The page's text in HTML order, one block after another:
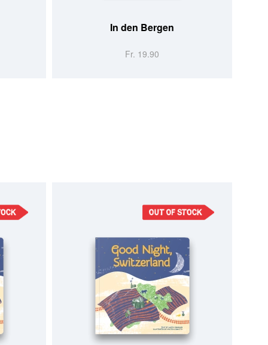
In den Bergen
Fr. 19.90